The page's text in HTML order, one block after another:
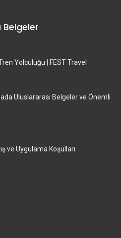
Belgeler
Yolculuğu | FEST Travel
Uluslararası Belgeler ve Önemli
ve Uygulama Koşulları